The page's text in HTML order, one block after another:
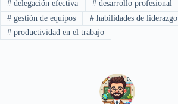
#delegación efectiva #desarrollo profesional
#gestión de equipos #habilidades de liderazgo
#productividad en el trabajo